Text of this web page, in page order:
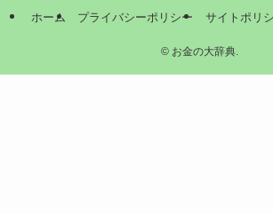
ホーム プライバシーポリシー サイトポリ
©お金の大辞典.